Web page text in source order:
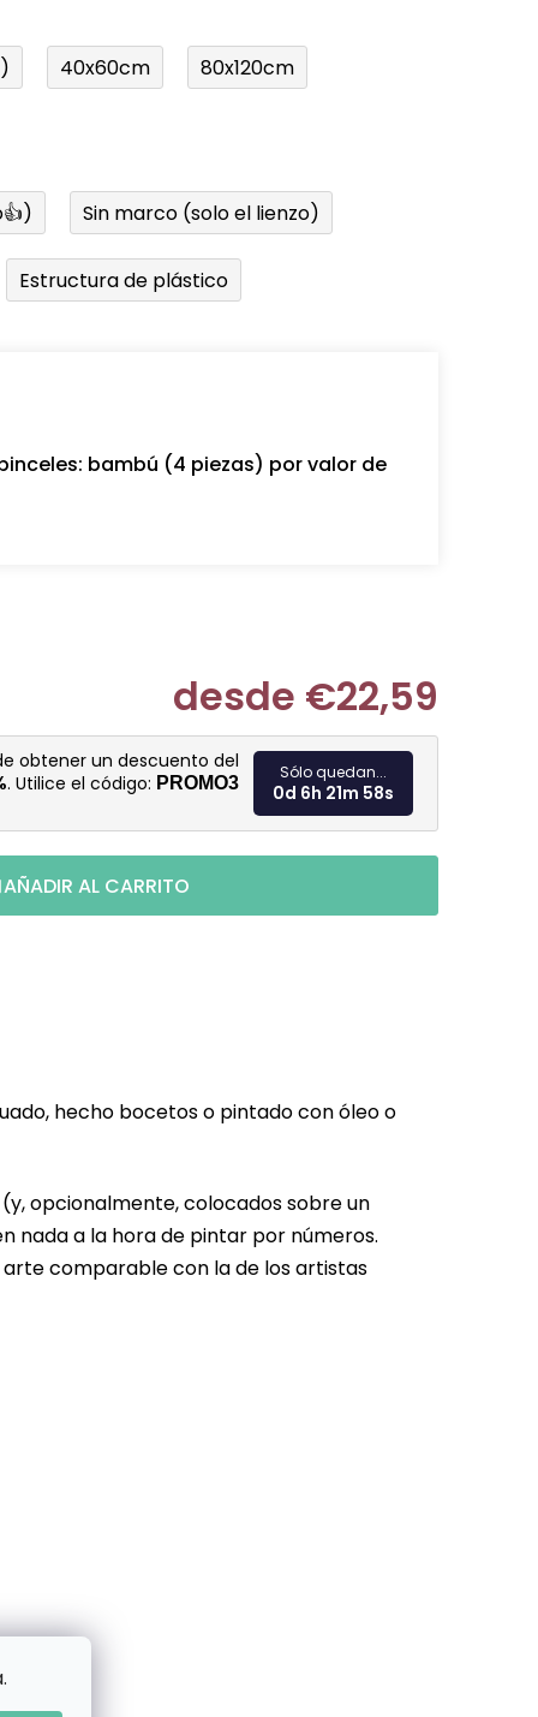
40x60cm 80x120cm
Sin marco (solo el lienzo)
Estructura de plástico
bambú (4 piezas) por valor de
desde €22,59
Medir
obtener un descuento del
. Utilice el código: PROMO3
Sólo quedan...
0d 6h 21m 56s
AÑADIR AL CARRITO
hecho bocetos o pintado con óleo o
opcionalmente, colocados sobre un
nada a la hora de pintar por números.
comparable con la de los artistas